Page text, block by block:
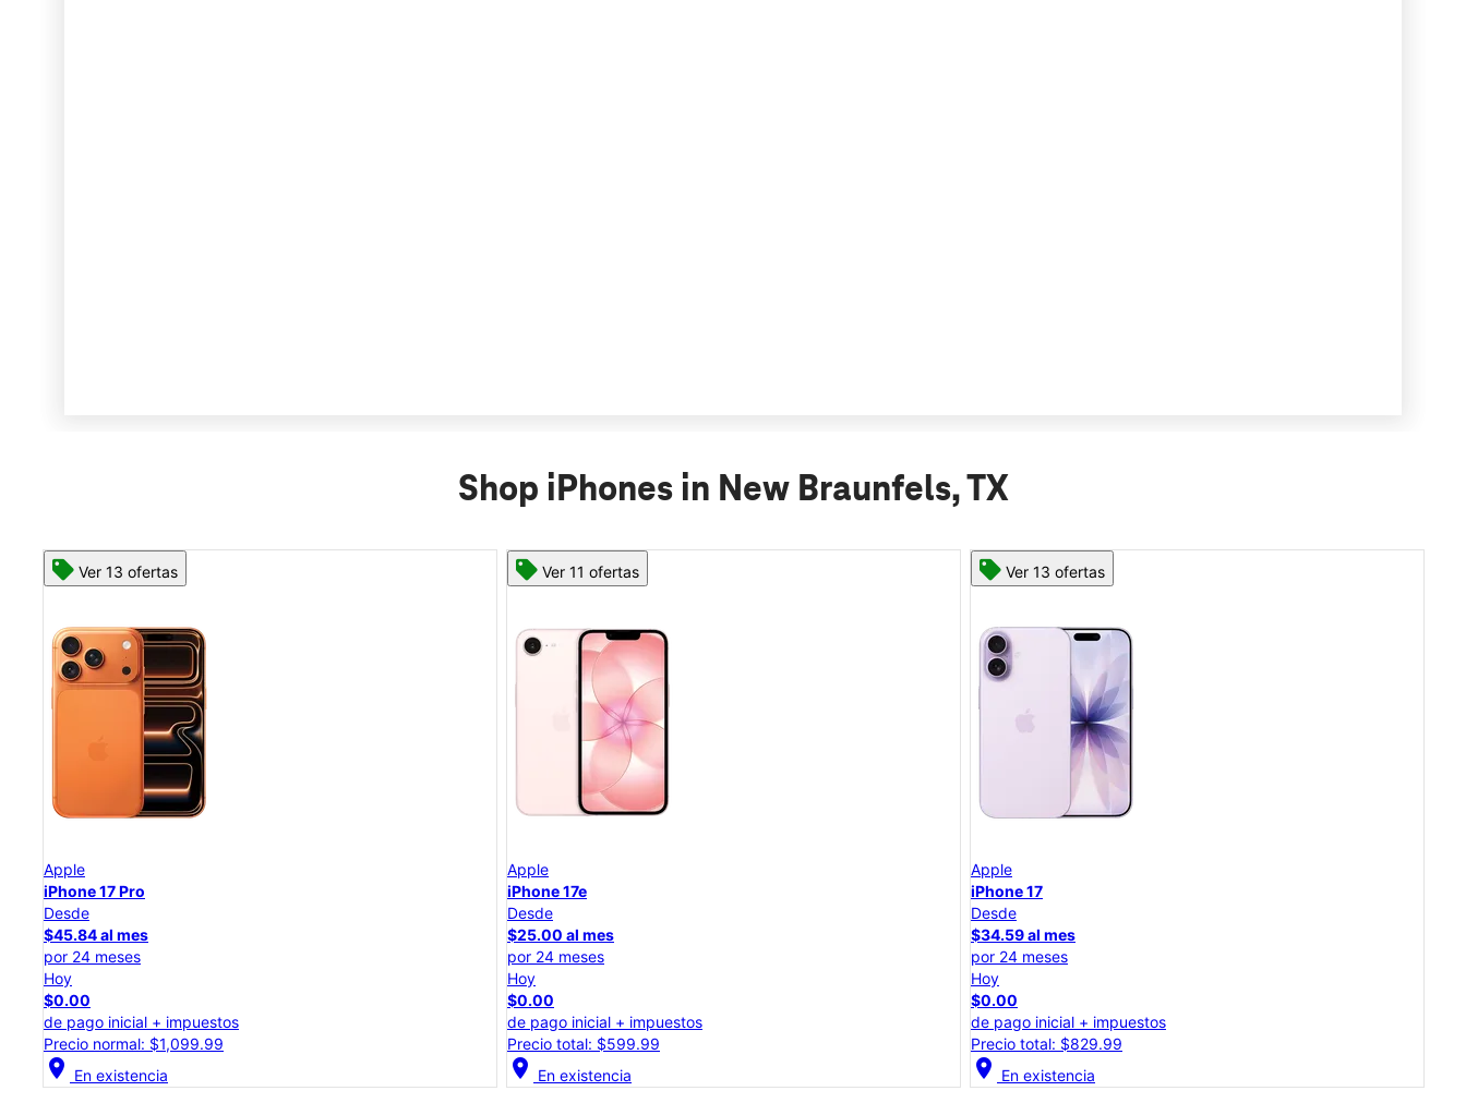
Shop iPhones in New Braunfels, TX
Ver 13 ofertas
Apple
iPhone 17 Pro
Desde
$45.84 al mes
por 24 meses
Hoy
$0.00
de pago inicial + impuestos
Precio normal: $1,099.99
location_on En existencia
Ver 11 ofertas
Apple
iPhone 17e
Desde
$25.00 al mes
por 24 meses
Hoy
$0.00
de pago inicial + impuestos
Precio total: $599.99
location_on En existencia
Ver 13 ofertas
Apple
iPhone 17
Desde
$34.59 al mes
por 24 meses
Hoy
$0.00
de pago inicial + impuestos
Precio total: $829.99
location_on En existencia